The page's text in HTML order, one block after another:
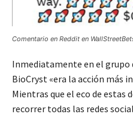
Comentario en Reddit en
Inmediatamente en el grupo
BioCryst «era la acción más
Mientras que el eco de estas
recorrer todas las redes